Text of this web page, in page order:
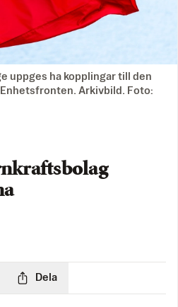
uppges ha kopplingar till den
Arkivbild. Foto:
Dela